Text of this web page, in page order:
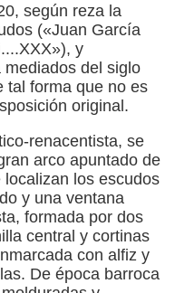
según reza la
(«Juan García
y
del siglo
tal forma que no es
original.
renacentista, se
arco apuntado de
los escudos
y una ventana
formada por dos
central y cortinas
con alfiz y
De época barroca